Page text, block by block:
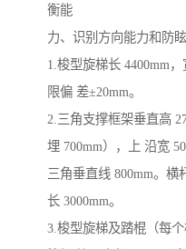
衡能
力、识别方向能力和防
1.梭型旋梯长 4400mm，
限偏 差±20mm。
2.三角支撑框架垂直高
埋 700mm），上 沿宽
三角垂直线 800mm。横
长 3000mm。
3.梭型旋梯及踏棍（每